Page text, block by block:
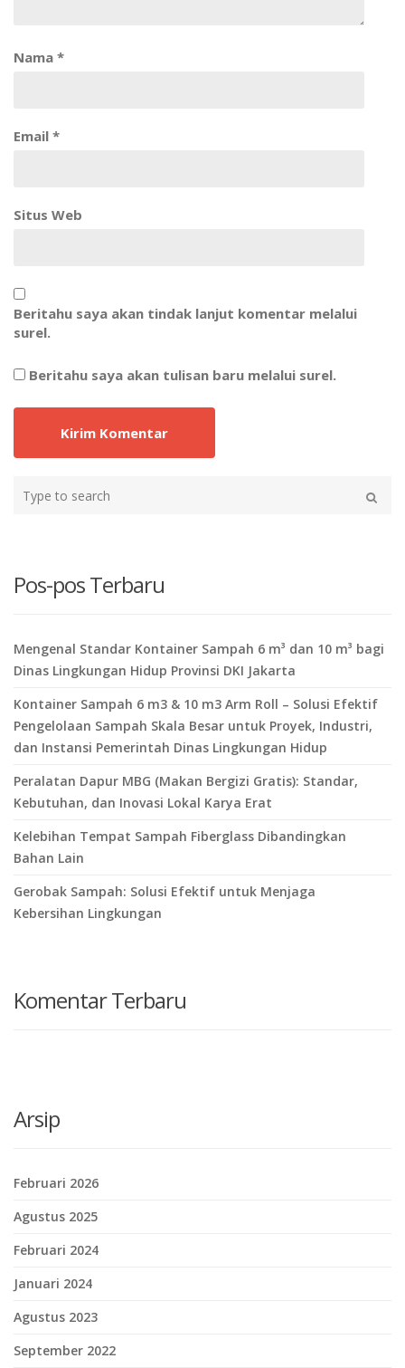
Nama *
Email *
Situs Web
Beritahu saya akan tindak lanjut komentar melalui
surel.
Beritahu saya akan tulisan baru melalui surel.
your
Pos-pos Terbaru
Mengenal Standar Kontainer Sampah 6 m³ dan 10 m³ bagi
Dinas Lingkungan Hidup Provinsi DKI Jakarta
Kontainer Sampah 6 m3 & 10 m3 Arm Roll – Solusi Efektif
Pengelolaan Sampah Skala Besar untuk Proyek, Industri,
dan Instansi Pemerintah Dinas Lingkungan Hidup
Peralatan Dapur MBG (Makan Bergizi Gratis): Standar,
Kebutuhan, dan Inovasi Lokal Karya Erat
Kelebihan Tempat Sampah Fiberglass Dibandingkan
Bahan Lain
Gerobak Sampah: Solusi Efektif untuk Menjaga
Kebersihan Lingkungan
Komentar Terbaru
Arsip
Februari 2026
Agustus 2025
Februari 2024
Januari 2024
Agustus 2023
September 2022